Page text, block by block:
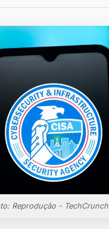
Reprodução - TechCrunch